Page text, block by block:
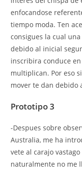
enfocandose
tiempo moda. Ten
consigues la cual
debido al inicial
inscribira conduce
multiplican. Por eso
mover te dan debido
Prototipo 3
-Despues sobre
Australia, me ha
vete al carajo
naturalmente no me